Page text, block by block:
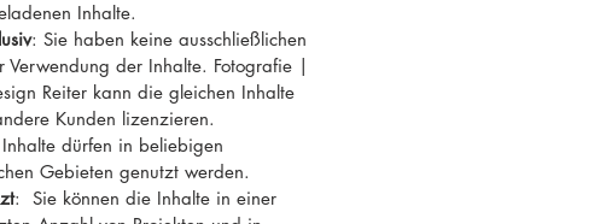
Inhalte.
: Sie haben keine ausschließlichen
Verwendung der Inhalte. Fotografie |
Reiter kann die gleichen Inhalte
Kunden lizenzieren.
dürfen in beliebigen
Gebieten genutzt werden.
: Sie können die Inhalte in einer